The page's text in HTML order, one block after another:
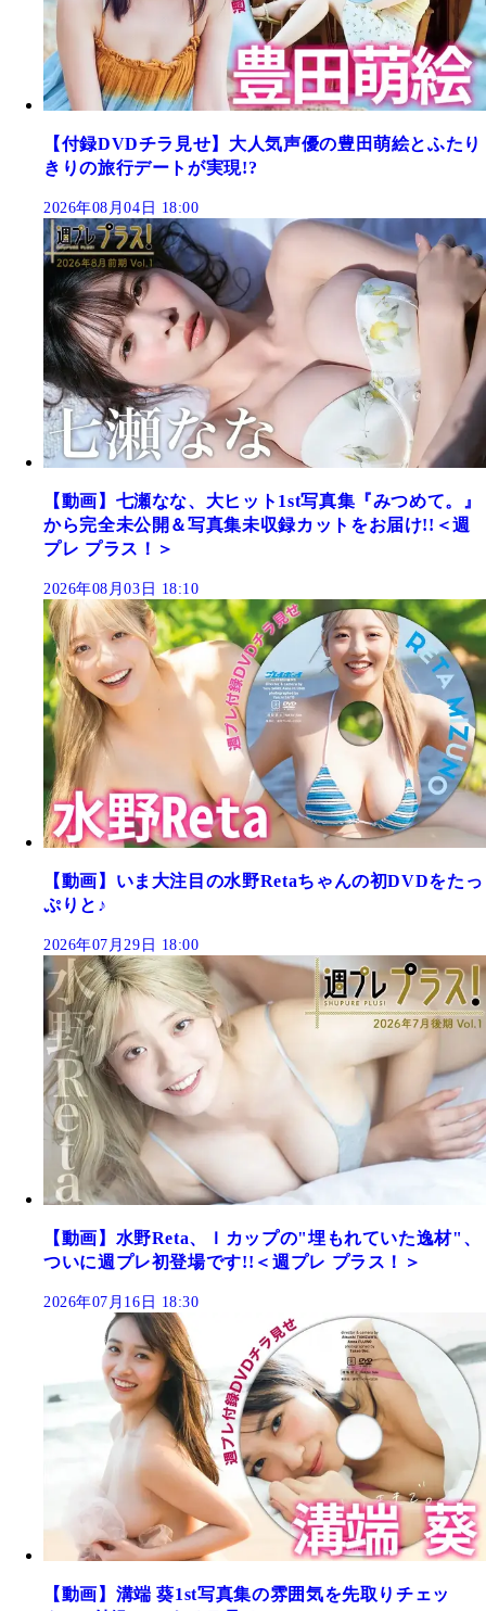
【付録DVDチラ見せ】大人気声優の豊田萌絵とふたり
きりの旅行デートが実現!?
2026年08月04日 18:00
【動画】七瀬なな、大ヒット1st写真集『みつめて。』
から完全未公開＆写真集未収録カットをお届け!!＜週
プレ プラス！＞
2026年08月03日 18:10
【動画】いま大注目の水野Retaちゃんの初DVDをたっ
ぷりと♪
2026年07月29日 18:00
【動画】水野Reta、Ｉカップの"埋もれていた逸材"、
ついに週プレ初登場です!!＜週プレ プラス！＞
2026年07月16日 18:30
【動画】溝端 葵1st写真集の雰囲気を先取りチェッ